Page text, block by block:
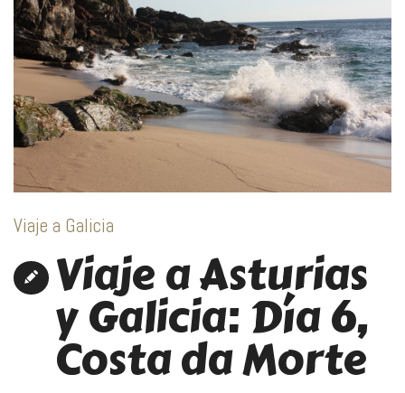
Viaje a Galicia
Viaje a Asturias
y Galicia: Día 6,
Costa da Morte